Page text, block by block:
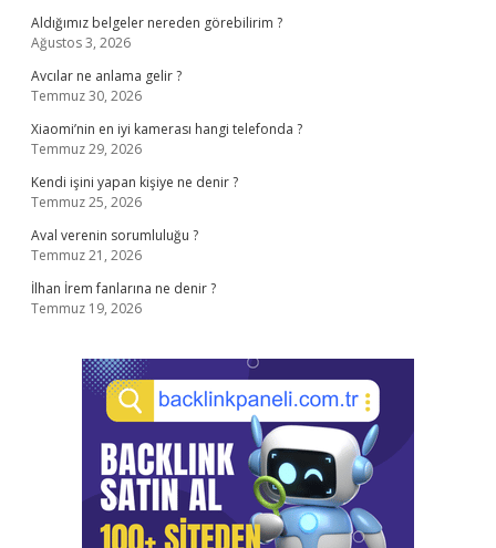
Aldığımız belgeler nereden görebilirim ?
Ağustos 3, 2026
Avcılar ne anlama gelir ?
Temmuz 30, 2026
Xiaomi’nin en iyi kamerası hangi telefonda ?
Temmuz 29, 2026
Kendi işini yapan kişiye ne denir ?
Temmuz 25, 2026
Aval verenin sorumluluğu ?
Temmuz 21, 2026
İlhan İrem fanlarına ne denir ?
Temmuz 19, 2026